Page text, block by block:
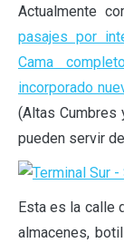
Actualmente
pasajes por
Cama
incorporado
(Altas Cumbres
pueden servir
Esta es la calle
almacenes,